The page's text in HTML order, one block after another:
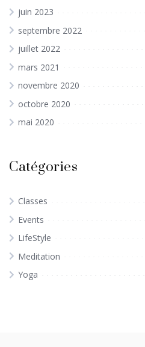
juin 2023
septembre 2022
juillet 2022
mars 2021
novembre 2020
octobre 2020
mai 2020
Catégories
Classes
Events
LifeStyle
Meditation
Yoga